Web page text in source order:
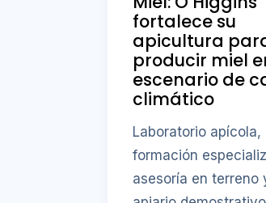
fortalece su
apicultura
producir miel
escenario de
climático
Laboratorio apícola,
formación
asesoría en terreno